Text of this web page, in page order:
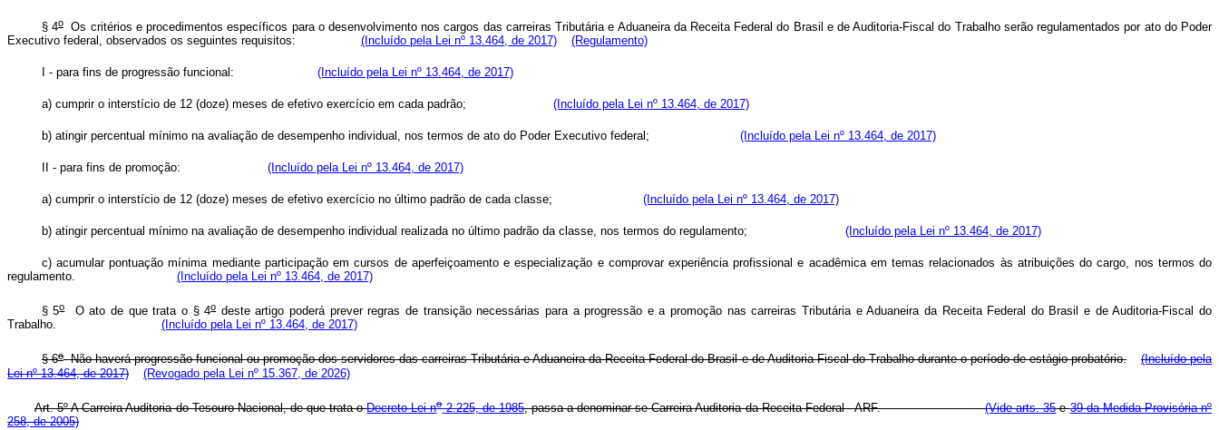
§ 4o
Os critérios e procedimentos específicos para o desenvolvimento nos cargos das carreiras Tributária e Aduaneira da Receita Federal do Brasil e de Auditoria-Fiscal do Trabalho serão regulamentados por ato do Poder
Executivo federal, observados os seguintes requisitos: (Incluído pela Lei nº 13.464, de 2017) (Regulamento)
I - para fins de progressão funcional: (Incluído pela Lei nº 13.464, de 2017)
a) cumprir o interstício de 12 (doze) meses de efetivo exercício em cada padrão; (Incluído pela Lei nº 13.464, de 2017)
b) atingir percentual mínimo na avaliação de desempenho individual, nos termos de ato do Poder Executivo federal; (Incluído pela Lei nº 13.464, de 2017)
II - para fins de promoção: (Incluído pela Lei nº 13.464, de 2017)
a) cumprir o interstício de 12 (doze) meses de efetivo exercício no último padrão de cada classe; (Incluído pela Lei nº 13.464, de 2017)
b) atingir percentual mínimo na avaliação de desempenho individual realizada no último padrão da classe, nos termos do regulamento; (Incluído pela Lei nº 13.464, de 2017)
c) acumular pontuação mínima mediante participação em cursos de aperfeiçoamento e especialização e comprovar experiência profissional e acadêmica em temas relacionados às atribuições do cargo, nos termos do
regulamento. (Incluído pela Lei nº 13.464, de 2017)
§ 5oO ato de que trata o § 4odeste artigo poderá prever regras de transição necessárias para a progressão e a promoção nas carreiras Tributária e Aduaneira da Receita Federal do Brasil e de Auditoria-Fiscal do
Trabalho. (Incluído pela Lei nº 13.464, de 2017)
§ 6oNão haverá progressão funcional ou promoção dos servidores das carreiras Tributária e Aduaneira da Receita Federal do Brasil e de Auditoria-Fiscal do Trabalho durante o período de estágio probatório.
(Incluído pela
Lei nº 13.464, de 2017)
(Revogado pela Lei nº 15.367, de 2026)
Art. 5º A Carreira Auditoria do Tesouro Nacional, de que trata oDecreto-Lei no2.225, de 1985, passa a denominar-se Carreira Auditoria da Receita Federal - ARF.(Vide arts. 35e39 da Medida Provisória nº
258, de 2005)